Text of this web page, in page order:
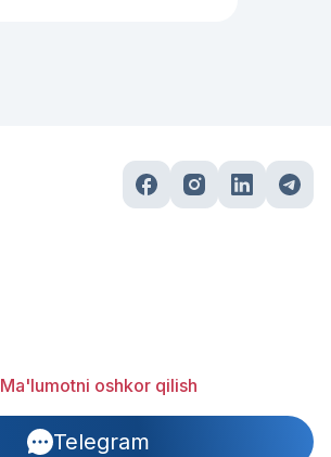
Ma'lumotni oshkor qilish
Telegram